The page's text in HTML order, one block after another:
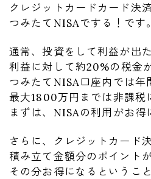
クレジットカードカード決
つみたてNISAでする！です。
通常、投資をして利益が出
利益に対して約20%の税金
つみたてNISA口座内では年
最大1800万円までは非課税
まずは、NISAの利用がお得
さらに、クレジットカード
積み立て金額分のポイント
その分お得になるというこ